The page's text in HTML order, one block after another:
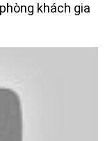
khách gia